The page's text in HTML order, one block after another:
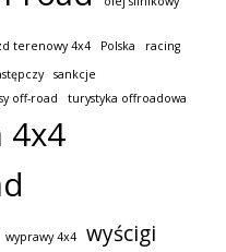
terenowy 4x4 Polska
racing
sankcje
off-road turystyka offroadowa
4x4
wyprawy 4x4
wyścigi